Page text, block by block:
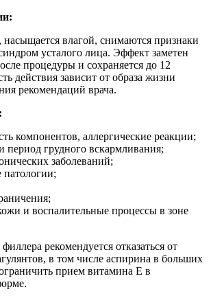
насыщается влагой, снимаются признаки
усталого лица. Эффект заметен
процедуры и сохраняется до 12
действия зависит от образа жизни
рекомендаций врача.
компонентов, аллергические реакции;
период грудного вскармливания;
заболеваний;
и воспалительные процессы в зоне
рекомендуется отказаться от
в том числе аспирина в больших
прием витамина Е в